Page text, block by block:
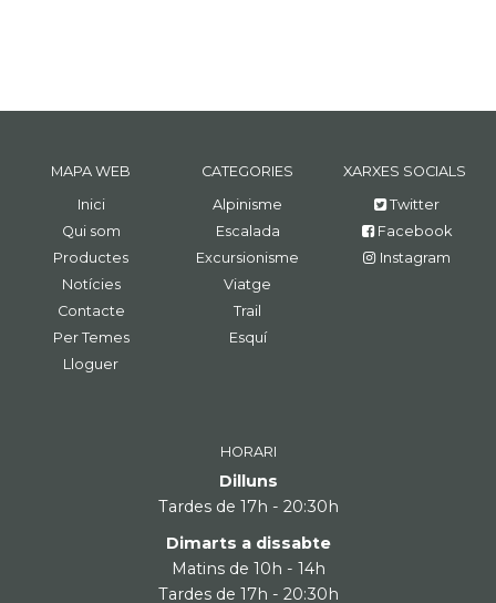
MAPA WEB
Inici
Qui som
Productes
Notícies
Contacte
Per Temes
Lloguer
CATEGORIES
Alpinisme
Escalada
Excursionisme
Viatge
Trail
Esquí
XARXES SOCIALS
Twitter
Facebook
Instagram
HORARI
Dilluns
Tardes de 17h - 20:30h
Dimarts a dissabte
Matins de 10h - 14h
Tardes de 17h - 20:30h